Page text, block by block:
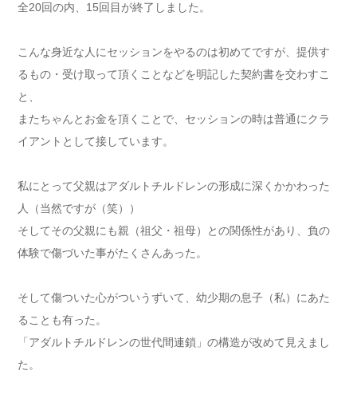
全20回の内、15回目が終了しました。
こんな身近な人にセッションをやるのは初めてですが、提供す
るもの・受け取って頂くことなどを明記した契約書を交わすこ
と、
またちゃんとお金を頂くことで、セッションの時は普通にクラ
イアントとして接しています。
私にとって父親はアダルトチルドレンの形成に深くかかわった
人（当然ですが（笑））
そしてその父親にも親（祖父・祖母）との関係性があり、負の
体験で傷づいた事がたくさんあった。
そして傷ついた心がついうずいて、幼少期の息子（私）にあた
ることも有った。
「アダルトチルドレンの世代間連鎖」の構造が改めて見えまし
た。